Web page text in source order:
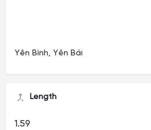
Yên Bình, Yên Bái
Length
1.59